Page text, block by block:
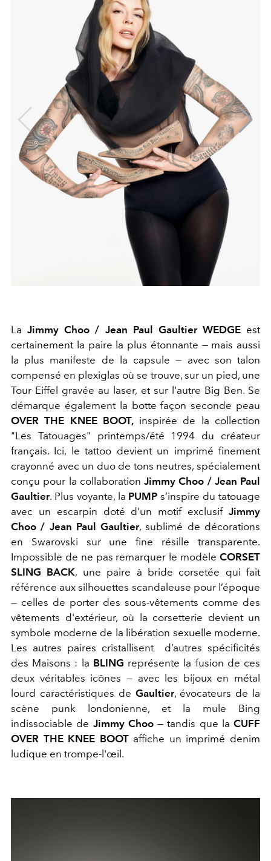
La Jimmy Choo / Jean Paul Gaultier WEDGEest
certainement la paire la plus étonnante — mais aussi
la plus manifeste de la capsule — avec son talon
compensé en plexiglas où se trouve, sur un pied, une
Tour Eiffel gravée au laser, et sur l'autre Big Ben. Se
démarque également la botte façon seconde peau
OVER THE KNEE BOOT,inspirée de la collection
"Les Tatouages" printemps/été 1994 du créateur
français. Ici, le tattoo devient un imprimé finement
crayonné avec un duo de tons neutres, spécialement
conçu pour la collaboration Jimmy Choo / Jean Paul
Gaultier. Plus voyante, la PUMP s’inspire du tatouage
avec un escarpin doté d’un motif exclusif Jimmy
Choo / Jean Paul Gaultier, sublimé de décorations
en Swarovski sur une fine résille transparente.
Impossible de ne pas remarquer le modèle CORSET
SLING BACK, une paire à bride corsetée qui fait
référence aux silhouettes scandaleuse pour l’époque
— celles de porter des sous-vêtements comme des
vêtements d'extérieur, où la corsetterie devient un
symbole moderne de la libération sexuelle moderne.
Les autres paires cristallisent d’autres spécificités
des Maisons : la BLING représente la fusion de ces
deux véritables icônes — avec les bijoux en métal
lourd caractéristiques de Gaultier, évocateurs de la
scène punk londonienne, et la mule Bing
indissociable de Jimmy Choo — tandis que la CUFF
OVER THE KNEE BOOTaffiche un imprimé denim
ludique en trompe-l'œil.